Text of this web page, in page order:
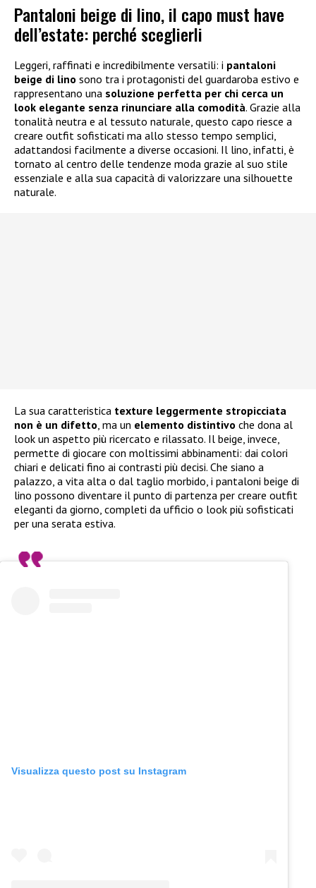
Pantaloni beige di lino, il capo must have
dell’estate: perché sceglierli
Leggeri, raffinati e incredibilmente versatili: i pantaloni
beige di lino sono tra i protagonisti del guardaroba estivo e
rappresentano una soluzione perfetta per chi cerca un
look elegante senza rinunciare alla comodità. Grazie alla
tonalità neutra e al tessuto naturale, questo capo riesce a
creare outfit sofisticati ma allo stesso tempo semplici,
adattandosi facilmente a diverse occasioni. Il lino, infatti, è
tornato al centro delle tendenze moda grazie al suo stile
essenziale e alla sua capacità di valorizzare una silhouette
naturale.
La sua caratteristica texture leggermente stropicciata
non è un difetto , ma un elemento distintivo che dona al
look un aspetto più ricercato e rilassato. Il beige, invece,
permette di giocare con moltissimi abbinamenti: dai colori
chiari e delicati fino ai contrasti più decisi. Che siano a
palazzo, a vita alta o dal taglio morbido, i pantaloni beige di
lino possono diventare il punto di partenza per creare outfit
eleganti da giorno, completi da ufficio o look più sofisticati
per una serata estiva.
Visualizza questo post su Instagram